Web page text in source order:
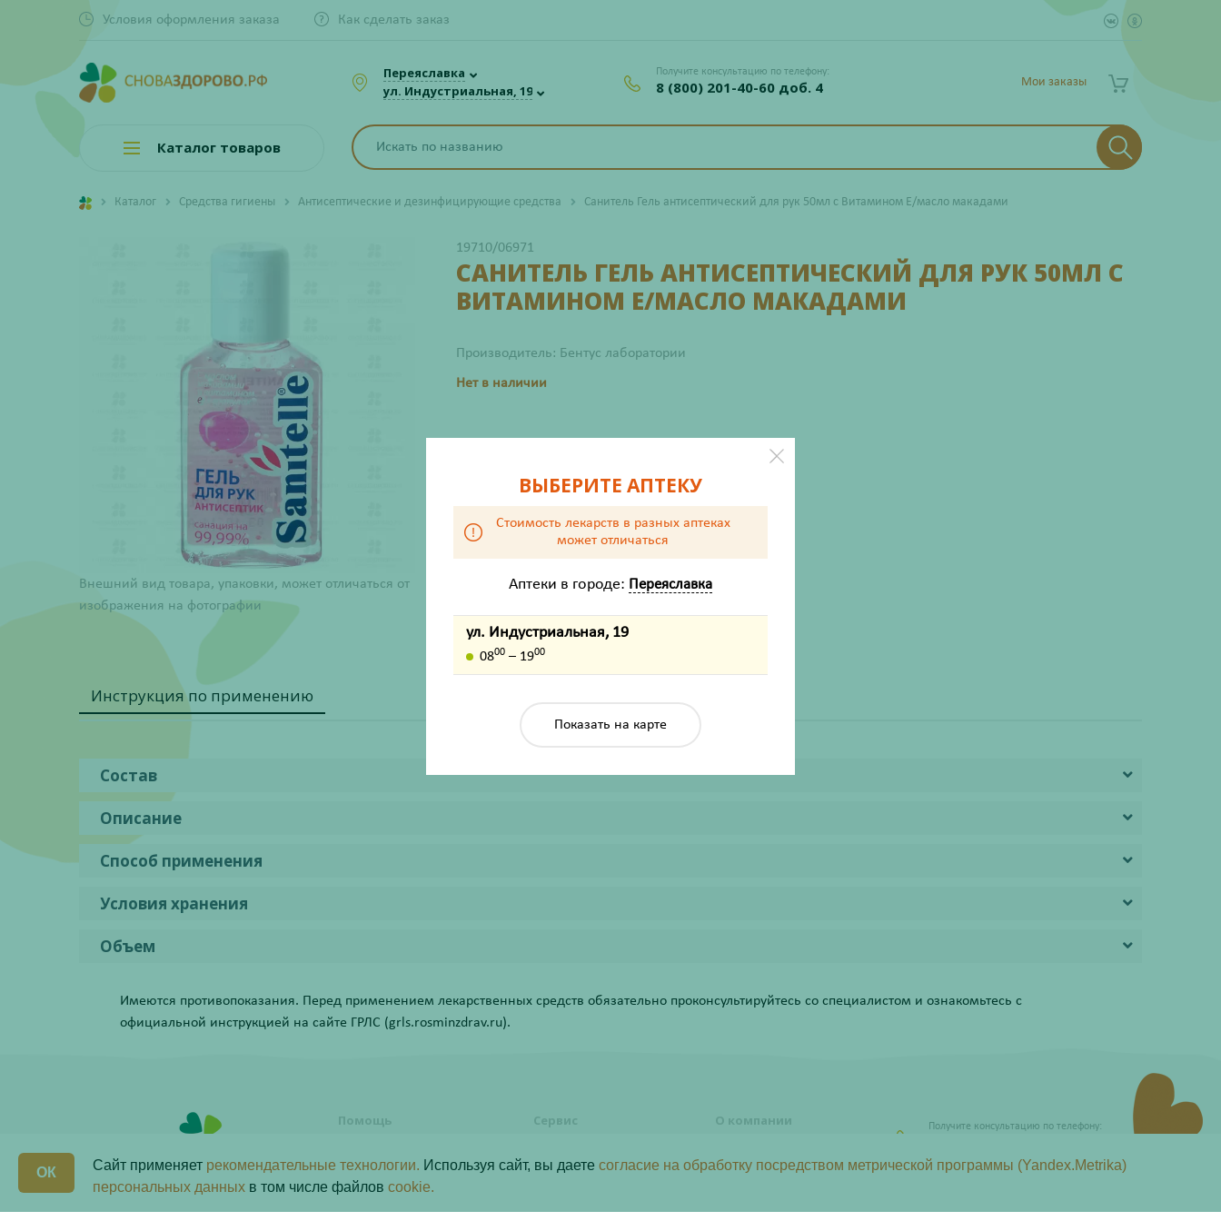
Условия оформления заказа Как сделать заказ
Переяславка
ул. Индустриальная, 19
Получите консультацию по телефону:
8 (800) 201-40-60 доб. 4 Мои заказы
Каталог товаров
Каталог Средства гигиены Антисептические и дезинфицирующие средства Санитель Гель антисептический для рук 50мл с Витамином Е/масло макадами
Внешний вид товара, упаковки, может отличаться от
изображения на фотографии
19710/06971
САНИТЕЛЬ ГЕЛЬ АНТИСЕПТИЧЕСКИЙ ДЛЯ РУК 50МЛ С
ВИТАМИНОМ Е/МАСЛО МАКАДАМИ
Производитель: Бентус лаборатории
Нет в наличии
ХАРАКТЕРИСТИКИ
Жизненно важный
Инструкция по применению
Состав
Описание
Способ применения
Условия хранения
Объем
Имеются противопоказания. Перед применением лекарственных средств обязательно проконсультируйтесь со специалистом и ознакомьтесь с
официальной инструкцией на сайте ГРЛС (grls.rosminzdrav.ru).
Помощь
заказа
Как сделать заказ
Программы лояльности
Сервис
Акции
О компании
Контакты
Получите консультацию по телефону:
Сайт применяет рекомендательные технологии. Используя сайт, вы даете согласие на обработку посредством метрической программы (Yandex.Metrika)
персональных данных в том числе файлов cookie.
ОК
ВЫБЕРИТЕ АПТЕКУ
Стоимость лекарств в разных аптеках
может отличаться
Аптеки в городе: Переяславка
ул. Индустриальная, 19
0800 – 1900
Показать на карте